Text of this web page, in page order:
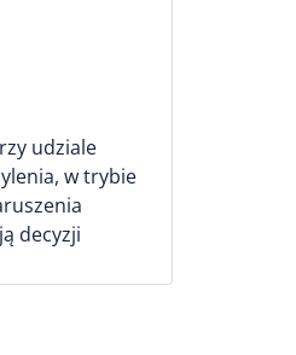
udziale
w trybie
decyzji